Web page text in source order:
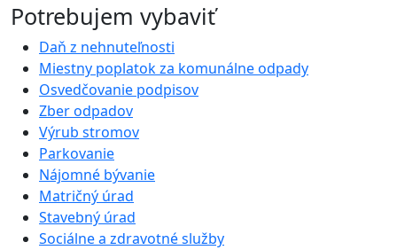
Potrebujem vybaviť
Daň z nehnuteľnosti
Miestny poplatok za komunálne odpady
Osvedčovanie podpisov
Zber odpadov
Výrub stromov
Parkovanie
Nájomné bývanie
Matričný úrad
Stavebný úrad
Sociálne a zdravotné služby